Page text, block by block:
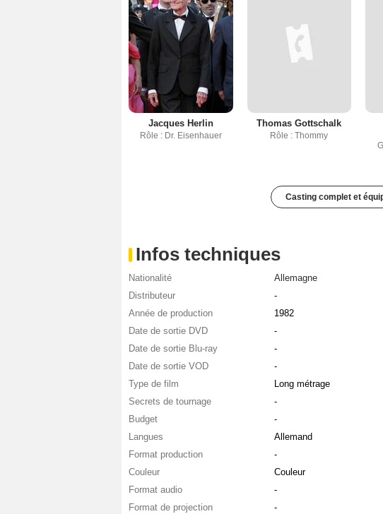
Jacques Herlin
Rôle : Dr. Eisenhauer
Thomas Gottschalk
Rôle : Thommy
Casting complet et
Infos techniques
Nationalité
Allemagne
Distributeur
-
Année de production
1982
Date de sortie DVD
-
Date de sortie Blu-ray
-
Date de sortie VOD
-
Type de film
Long métrage
Secrets de tournage
-
Budget
-
Langues
Allemand
Format production
-
Couleur
Couleur
Format audio
-
Format de projection
-